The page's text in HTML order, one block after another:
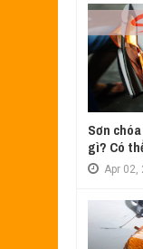
Sơn
gì? Có
Apr 02,